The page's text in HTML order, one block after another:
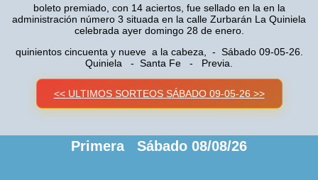
boleto premiado, con 14 aciertos, fue sellado en la en la
administración número 3 situada en la calle Zurbarán La Quiniela
celebrada ayer domingo 28 de enero.
quinientos cincuenta y nueve a la cabeza, - Sábado 09-05-26.
Quiniela - Santa Fe - Previa.
<< ULTIMOS SORTEOS SÁBADO 09-05-26 >>
Primera Sábado 08/08/26